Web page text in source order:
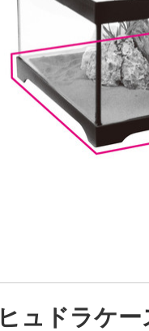
ヒュドラケ